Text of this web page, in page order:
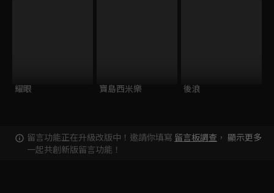
耀眼 寶島西米樂 後浪
留言功能正在升級改版中！邀請你填寫 留言板調查 ，
一起共創新版留言功能！
顯示更多